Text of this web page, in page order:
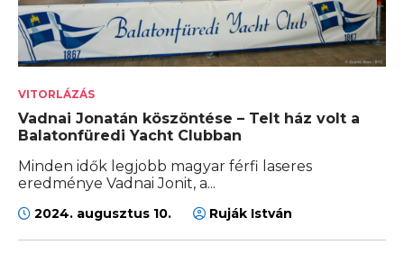
VITORLÁZÁS
Vadnai Jonatán köszöntése – Telt ház volt a
Balatonfüredi Yacht Clubban
Minden idők legjobb magyar férfi laseres
eredménye Vadnai Jonit, a...
2024. augusztus 10. Ruják István